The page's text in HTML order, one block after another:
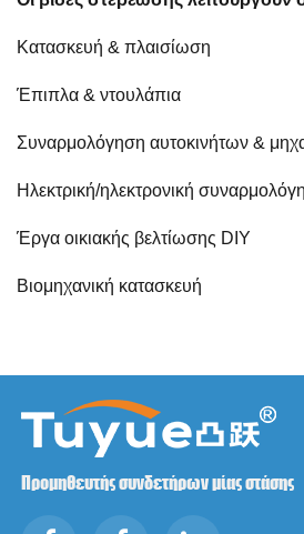
Κατασκευή & πλαισίωση
Έπιπλα & ντουλάπια
Συναρμολόγηση αυτοκινήτων &
Ηλεκτρική/ηλεκτρονική
Έργα οικιακής βελτίωσης DIY
Βιομηχανική κατασκευή
Προμηθευτής συνδετήρων μίας στάσης